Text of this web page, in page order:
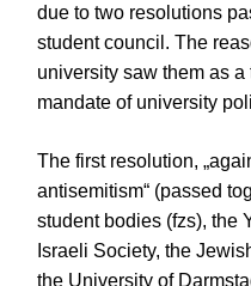
due to two resolutions
student council. The
university saw them as
mandate of university
The first resolution,
antisemitism“ (passed
student bodies (fzs), the
Israeli Society, the
the University of